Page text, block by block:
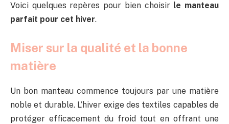
Voici quelques repères pour bien choisir le manteau
parfait pour cet hiver.
Miser sur la qualité et la bonne
matière
Un bon manteau commence toujours par une matière
noble et durable. L’hiver exige des textiles capables de
protéger efficacement du froid tout en offrant une